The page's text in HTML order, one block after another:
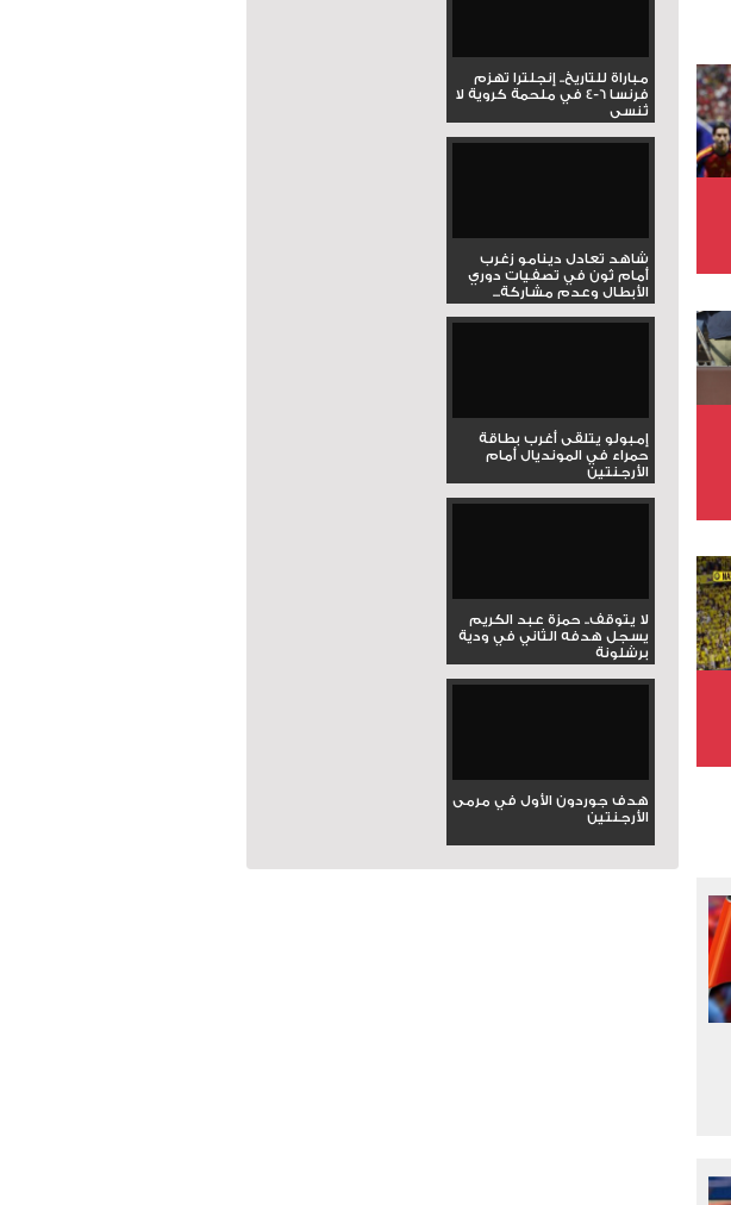
مباراة للتاريخ.. إنجلترا تهزم
فرنسا 6-4 في ملحمة كروية لا
تُنسى
شاهد تعادل دينامو زغرب
أمام ثون في تصفيات دوري
الأبطال وعدم مشاركة...
إمبولو يتلقى أغرب بطاقة
حمراء في المونديال أمام
الأرجنتين
لا يتوقف.. حمزة عبد الكريم
يسجل هدفه الثاني في ودية
برشلونة
هدف جوردون الأول في مرمى
الأرجنتين